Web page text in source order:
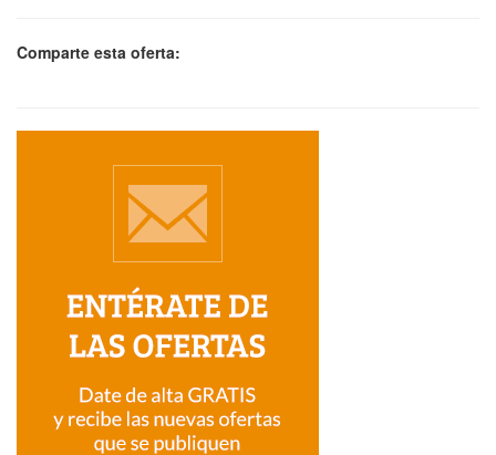
Comparte esta oferta: